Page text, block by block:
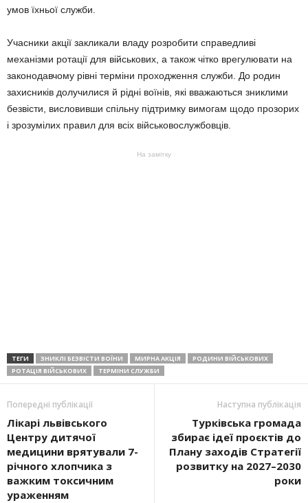
умов їхньої служби.
Учасники акції закликали владу розробити справедливі
механізми ротації для військових, а також чітко врегулювати на
законодавчому рівні терміни проходження служби. До родин
захисників долучилися й рідні воїнів, які вважаються зниклими
безвісти, висловивши спільну підтримку вимогам щодо прозорих
і зрозумілих правил для всіх військовослужбовців.
На замітку
ТЕГИ ЗНИКЛІ БЕЗВІСТИ ВОЇНИ МИРНА АКЦІЯ
РОДИНИ ВІЙСЬКОВИХ
РОТАЦІЯ ВІЙСЬКОВИХ
ТЕРМІНИ СЛУЖБИ
Попередні публікації
Лікарі львівського
Центру дитячої
медицини врятували 7-
річного хлопчика з
важким токсичним
ураженням
Наступна публікація
Турківська громада
збирає ідеї проєктів до
Плану заходів Стратегії
розвитку на 2027–2030
роки